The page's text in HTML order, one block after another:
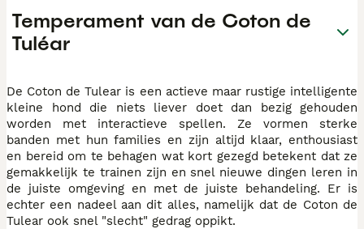
Temperament van de Coton de
Tuléar
De Coton de Tulear is een actieve maar rustige intelligente
kleine hond die niets liever doet dan bezig gehouden
worden met interactieve spellen. Ze vormen sterke
banden met hun families en zijn altijd klaar, enthousiast
en bereid om te behagen wat kort gezegd betekent dat ze
gemakkelijk te trainen zijn en snel nieuwe dingen leren in
de juiste omgeving en met de juiste behandeling. Er is
echter een nadeel aan dit alles, namelijk dat de Coton de
Tulear ook snel "slecht" gedrag oppikt.